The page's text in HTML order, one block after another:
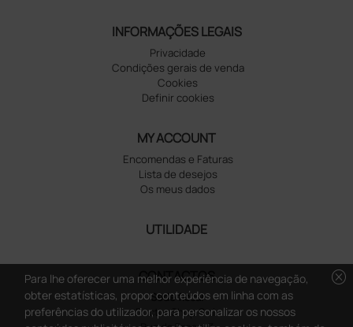
INFORMAÇÕES LEGAIS
Privacidade
Condições gerais de venda
Cookies
Definir cookies
MY ACCOUNT
Encomendas e Faturas
Lista de desejos
Os meus dados
UTILIDADE
CONTACTOS
Sede fiscal
Doctor Shop S.r.l.
cancel
Para lhe oferecer uma melhor experiência de navegação,
obter estatísticas, propor conteúdos em linha com as
preferências do utilizador, para personalizar os nossos